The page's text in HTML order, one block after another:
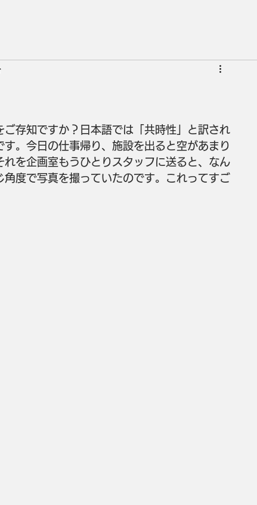
存知ですか？日本語では「共時性」と訳され
。今日の仕事帰り、施設を出ると空があまり
を企画室もうひとりスタッフに送ると、なん
度で写真を撮っていたのです。これってすご